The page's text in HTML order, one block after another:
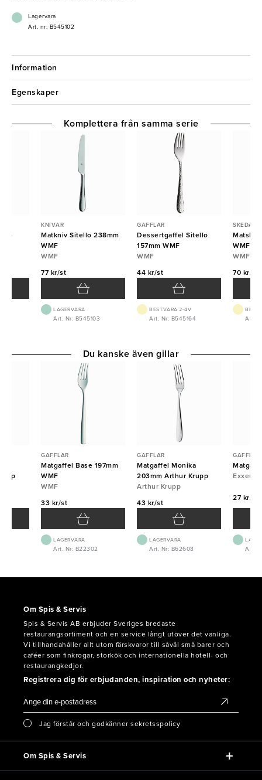
Lagervara
Art. nr: B545102
Information
Egenskaper
KNIVAR
Matkniv Sitello 238mm
WMF
WMF
77 kr/st
LAGERVARA
Art. Nr: B545103
GAFFLAR
Dessertgaffel Sitello
157mm WMF
WMF
44 kr/st
BEST.VARA 2-4V
Art. Nr: B545164
SKEDAR
WMF
WMF
70 kr/st
Art.
Komplettera från samma serie
GAFFLAR
Matgaffel Base 197mm
WMF
WMF
33 kr/st
LAGERVARA
Art. Nr: B22302
GAFFLAR
Matgaffel Monika
203mm Arthur Krupp
Arthur Krupp
43 kr/st
LAGERVARA
Art. Nr: B62608
GAFFLAR
Exxent
27 kr/st
Art.
Du kanske även gillar
Om Spis & Servis
Spis & Servis AB erbjuder Sveriges bredaste
restaurangsortiment och en service långt utöver det vanliga.
Vi tillhandahåller allt utom färskvaror till såväl små barer och
caféer som finkrogar, storkök och internationella hotell- och
restaurangkedjor.
Registrera dig för erbjudanden, inspiration och nyheter:
Jag förstår och godkänner sekretsspolicy
Om Spis & Servis